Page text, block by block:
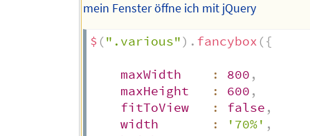
mein Fenster öffne ich mit jQuery
$ (".various") . fancybox ({
maxWidth : 800 ,
maxHeight
: 600 ,
fitToView
: false ,
width
: '70%' ,